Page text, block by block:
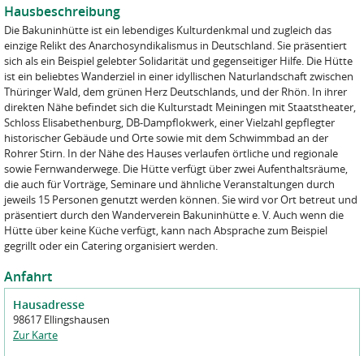
sich zur Verschwiegenheit verpflichtet haben.
Sie können jederzeit Auskunft über Ihre gespeicherten Daten
erhalten und eine Korrektur verlangen. Sie können jederzeit eine
Sperrung, ggf. eine Löschung Ihrer Daten verlangen.
Näheres finden Sie in derDatenschutzordnung der NaturFreunde
Deutschlands.
Datenschutz*
Ich habe den Datenschutzhinweis gelesen und zur Kenntnis
genommen.
       _   _       _  _            _____
      | | | |     | || |          |_   _|
      | | | |__   | || |_    ___    | |
  _   | | | '_ \  |__   _|  / __|   | |
| |__| | | | | |    | |   | (__   _| |_
  \____/  |_| |_|    |_|    \___| |_____|
Code*
Bitte geben Sie den oben angezeigten ASCII-Bild-Code ein.
leiten wir Ihre Anfrage an die zuständigen Betreiber*innen des
jeweiligen Naturfreundehauses weiter. Weitere Informationen zur
Verarbeitung von Kontakt- und Anmeldeformularen finden Sie in
unsererDatenschutzerklärung Webseite.
Datenschutz Kenntnisnahme*
Ich habe den Datenschutzhinweis gelesen und zur Kenntnis
genommen.
                   _____    _   ______
                  |  __ \  (_) |____  |
\ \ /\ / / |_  / | |  | | | |    / /
  \ V  V /   / /  | |__| | | |   / /
   \_/\_/   /___| |_____/  |_|  /_/
Code*
Bitte geben Sie den oben angezeigten ASCII-Bild-Code ein.
Hausbeschreibung
Die Bakuninhütte ist ein lebendiges Kulturdenkmal und zugleich das
einzige Relikt des Anarchosyndikalismus in Deutschland. Sie präsentiert
sich als ein Beispiel gelebter Solidarität und gegenseitiger Hilfe. Die Hütte
ist ein beliebtes Wanderziel in einer idyllischen Naturlandschaft zwischen
Thüringer Wald, dem grünen Herz Deutschlands, und der Rhön. In ihrer
direkten Nähe befindet sich die Kulturstadt Meiningen mit Staatstheater,
Schloss Elisabethenburg, DB-Dampflokwerk, einer Vielzahl gepflegter
historischer Gebäude und Orte sowie mit dem Schwimmbad an der
Rohrer Stirn. In der Nähe des Hauses verlaufen örtliche und regionale
sowie Fernwanderwege. Die Hütte verfügt über zwei Aufenthaltsräume,
die auch für Vorträge, Seminare und ähnliche Veranstaltungen durch
jeweils 15 Personen genutzt werden können. Sie wird vor Ort betreut und
präsentiert durch den Wanderverein Bakuninhütte e. V. Auch wenn die
Hütte über keine Küche verfügt, kann nach Absprache zum Beispiel
gegrillt oder ein Catering organisiert werden.
Anfahrt
Hausadresse
98617 Ellingshausen
Zur Karte